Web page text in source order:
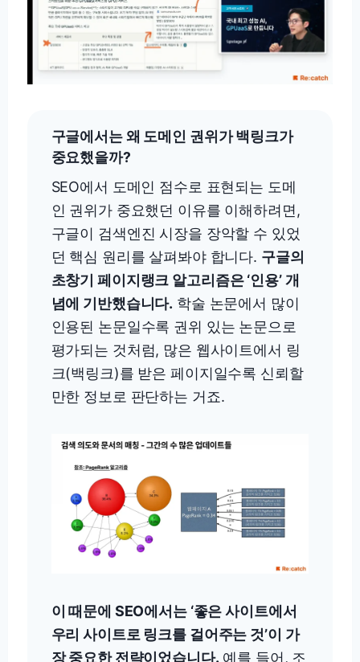
구글에서는 왜 도메인 권위가 백링크가
중요했을까?
SEO에서 도메인 점수로 표현되는 도메
인 권위가 중요했던 이유를 이해하려면,
구글이 검색엔진 시장을 장악할 수 있었
던 핵심 원리를 살펴봐야 합니다. 구글의
초창기 페이지랭크 알고리즘은 ‘인용’ 개
념에 기반했습니다. 학술 논문에서 많이
인용된 논문일수록 권위 있는 논문으로
평가되는 것처럼, 많은 웹사이트에서 링
크(백링크)를 받은 페이지일수록 신뢰할
만한 정보로 판단하는 거죠.
이 때문에 SEO에서는 ‘좋은 사이트에서
우리 사이트로 링크를 걸어주는 것’이 가
장 중요한 전략이었습니다. 예를 들어, 조